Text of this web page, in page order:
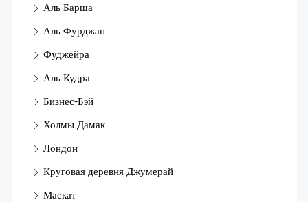
Аль Барша
Аль Фурджан
Фуджейра
Аль Кудра
Бизнес-Бэй
Холмы Дамак
Лондон
Круговая деревня Джумерай
Маскат